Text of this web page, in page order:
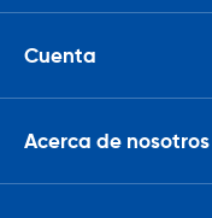
Cuenta
Acerca de nosotros